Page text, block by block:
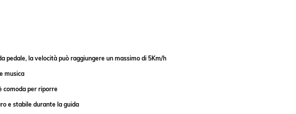
pedale, la velocità può raggiungere un massimo di 5Km/h
musica
comoda per riporre
e stabile durante la guida